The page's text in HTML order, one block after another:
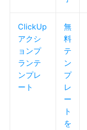
ClickUp
アクシ
ョンプ
ランテ
ンプレ
ート
無
料
テ
ン
プ
レ
ー
ト
を